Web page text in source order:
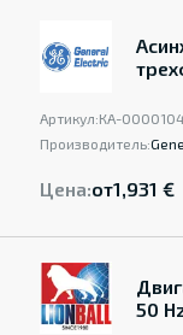
Артикул:КА-
Производитель:
Цена:от1,931 €
50